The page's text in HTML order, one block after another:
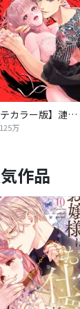
【タテカラー版】漣蒼士に処女を捧ぐ～さあ、じっくり愛でましょうか
万
作品